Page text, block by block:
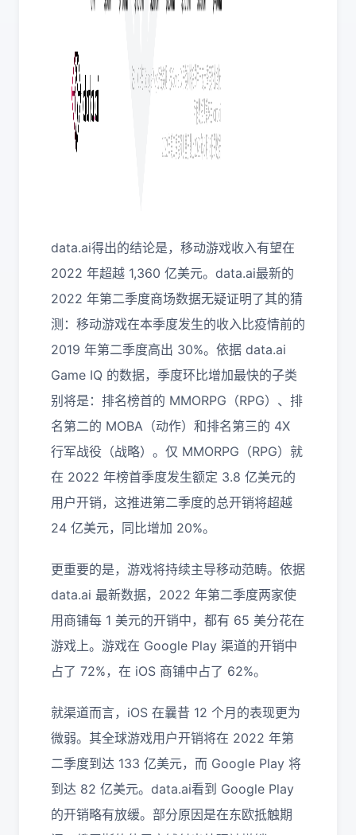
data.ai得出的结论是，移动游戏收入有望在
2022 年超越 1,360 亿美元。data.ai最新的
2022 年第二季度商场数据无疑证明了其的猜
测：移动游戏在本季度发生的收入比疫情前的
2019 年第二季度高出 30%。依据 data.ai
Game IQ 的数据，季度环比增加最快的子类
别将是：排名榜首的 MMORPG（RPG）、排
名第二的 MOBA（动作）和排名第三的 4X
行军战役（战略）。仅 MMORPG（RPG）就
在 2022 年榜首季度发生额定 3.8 亿美元的
用户开销，这推进第二季度的总开销将超越
24 亿美元，同比增加 20%。
更重要的是，游戏将持续主导移动范畴。依据
data.ai 最新数据，2022 年第二季度两家使
用商铺每 1 美元的开销中，都有 65 美分花在
游戏上。游戏在 Google Play 渠道的开销中
占了 72%，在 iOS 商铺中占了 62%。
就渠道而言，iOS 在曩昔 12 个月的表现更为
微弱。其全球游戏用户开销将在 2022 年第
二季度到达 133 亿美元，而 Google Play 将
到达 82 亿美元。data.ai看到 Google Play
的开销略有放缓。部分原因是在东欧抵触期